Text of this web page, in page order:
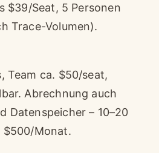
$39/Seat, 5 Personen
Trace-Volumen).
Team ca. $50/seat,
Abrechnung auch
Datenspeicher – 10–20
$500/Monat.